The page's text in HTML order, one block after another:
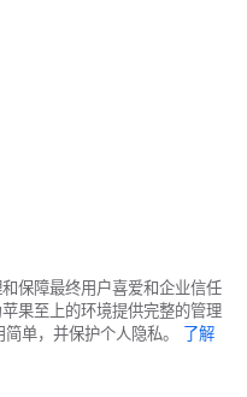
保障​最​终​用​户​喜爱​和​企业​信任​
果​至​上​的​环境​提供​完整​的​管理​
单，​并​保护​个​人​隐私。
了解